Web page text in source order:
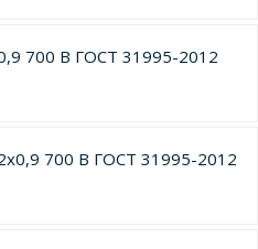
700 В ГОСТ 31995-2012
700 В ГОСТ 31995-2012